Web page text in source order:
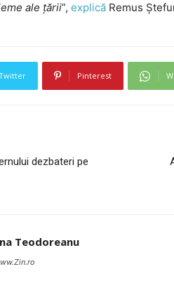
ale țării”, explică Remus
Pinterest
dezbateri pe
Teodoreanu